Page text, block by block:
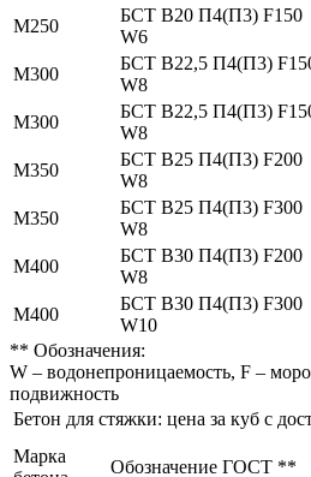
М250
БСТ В20 П4(П3) F150
W6
М300
БСТ В22,5 П4(П3)
W8
М300
БСТ В22,5 П4(П3)
W8
М350
БСТ В25 П4(П3) F200
W8
М350
БСТ В25 П4(П3) F300
W8
М400
БСТ В30 П4(П3) F200
W8
М400
БСТ В30 П4(П3) F300
W10
** Обозначения:
W – водонепроницаемость, F –
подвижность
Бетон для стяжки: цена за куб с
Марка
Обозначение ГОСТ **